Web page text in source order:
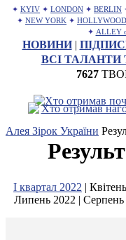
✦ KYIV ✦ LONDON ✦ BERLIN
✦ NEW YORK ✦ HOLLYWOOD
✦ ALLEY
НОВИНИ|
ВСІ ТАЛАНТИ
7627
Алея Зірок України
І квартал 2022 |
Липень 2022 | Серпень